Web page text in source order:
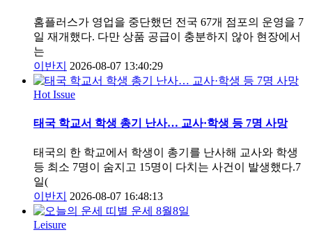
홈플러스가 영업을 중단했던 전국 67개 점포의 운영을 7
일 재개했다. 다만 상품 공급이 충분하지 않아 현장에서
는
이반지
2026-08-07 13:40:29
Hot Issue
태국 학교서 학생 총기 난사… 교사·학생 등 7명 사망
태국의 한 학교에서 학생이 총기를 난사해 교사와 학생
등 최소 7명이 숨지고 15명이 다치는 사건이 발생했다.7
일(
이반지
2026-08-07 16:48:13
Leisure